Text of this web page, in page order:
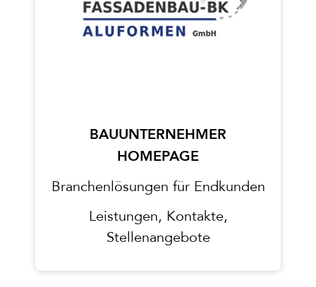
BAUUNTERNEHMER
HOMEPAGE
Branchenlösungen für Endkunden
Leistungen, Kontakte,
Stellenangebote